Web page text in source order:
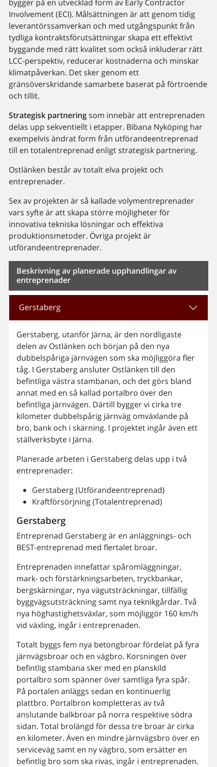
bygger på en utvecklad form av Early Contractor
Involvement (ECI). Målsättningen är att genom tidig
leverantörssamverkan och med utgångspunkt från
tydliga kontraktsförutsättningar skapa ett effektivt
byggande med rätt kvalitet som också inkluderar rätt
LCC-perspektiv, reducerar kostnaderna och minskar
klimatpåverkan. Det sker genom ett
gränsöverskridande samarbete baserat på förtroende
och tillit.
Strategisk partneringsom innebär att entreprenaden
delas upp sekventiellt i etapper. Bibana Nyköping har
exempelvis ändrat form från utförandeentreprenad
till en totalentreprenad enligt strategisk partnering.
Ostlänken består av totalt elva projekt och
entreprenader.
Sex av projekten är så kallade volymentreprenader
vars syfte är att skapa större möjligheter för
innovativa tekniska lösningar och effektiva
produktionsmetoder. Övriga projekt är
utförandeentreprenader.
Beskrivning av planerade upphandlingar av
entreprenader
Gerstaberg
Gerstaberg, utanför Järna, är den nordligaste
delen av Ostlänken och början på den nya
dubbelspåriga järnvägen som ska möjliggöra fler
tåg. I Gerstaberg ansluter Ostlänken till den
befintliga västra stambanan, och det görs bland
annat med en så kallad portalbro över den
befintliga järnvägen. Därtill bygger vi cirka tre
kilometer dubbelspårig järnväg omväxlande på
bro, bank och i skärning. I projektet ingår även ett
ställverksbyte i Järna.
Planerade arbeten i Gerstaberg delas upp i två
entreprenader:
Gerstaberg (Utförandeentreprenad)
Kraftförsörjning (Totalentreprenad)
Gerstaberg
Entreprenad Gerstaberg är en anläggnings- och
BEST-entreprenad med flertalet broar.
Entreprenaden innefattar spåromläggningar,
mark- och förstärkningsarbeten, tryckbankar,
bergskärningar, nya vägutsträckningar, tillfällig
byggvägsutsträckning samt nya teknikgårdar. Två
nya höghastighetsväxlar, som möjliggör 160 km/h
vid växling, ingår i entreprenaden.
Totalt byggs fem nya betongbroar fördelat på fyra
järnvägsbroar och en vägbro. Korsningen över
befintlig stambana sker med en planskild
portalbro som spänner över samtliga fyra spår.
På portalen anläggs sedan en kontinuerlig
plattbro. Portalbron kompletteras av två
anslutande balkbroar på norra respektive södra
sidan. Total brolängd för dessa tre broar är cirka
en kilometer. Även en mindre järnvägsbro över en
serviceväg samt en ny vägbro, som ersätter en
befintlig bro som ska rivas, ingår i entreprenaden.